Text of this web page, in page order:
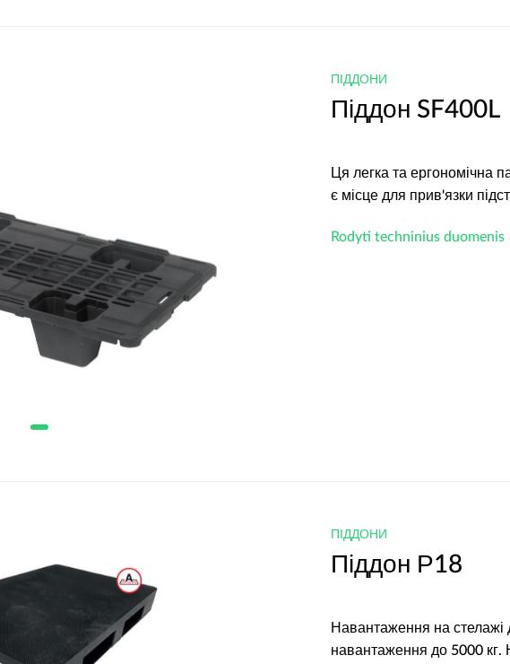
ПІДДОНИ
Піддон SF400L
Ця легка та ергономічна
є місце для прив'язки
Rodyti techninius duomenis
ПІДДОНИ
Піддон Р18
Навантаження на стелажі
навантаження до 5000 кг.